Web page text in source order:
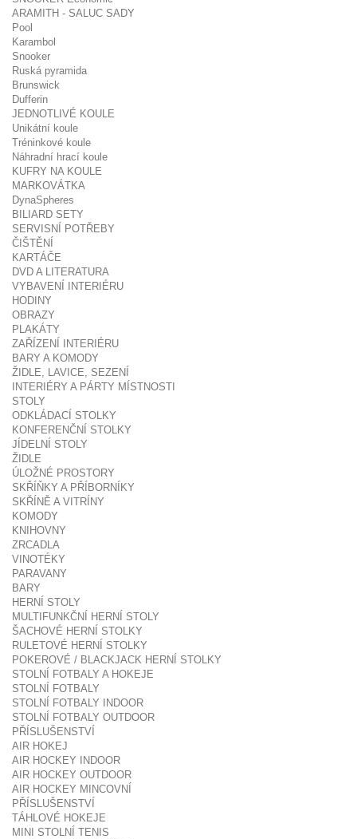
ARAMITH - SALUC SADY
Pool
Karambol
Snooker
Ruská pyramida
Brunswick
Dufferin
JEDNOTLIVÉ KOULE
Unikátní koule
Tréninkové koule
Náhradní hrací koule
KUFRY NA KOULE
MARKOVÁTKA
DynaSpheres
BILIARD SETY
SERVISNÍ POTŘEBY
ČIŠTĚNÍ
KARTÁČE
DVD A LITERATURA
VYBAVENÍ INTERIÉRU
HODINY
OBRAZY
PLAKÁTY
ZAŘÍZENÍ INTERIÉRU
BARY A KOMODY
ŽIDLE, LAVICE, SEZENÍ
INTERIÉRY A PÁRTY MÍSTNOSTI
STOLY
ODKLÁDACÍ STOLKY
KONFERENČNÍ STOLKY
JÍDELNÍ STOLY
ŽIDLE
ÚLOŽNÉ PROSTORY
SKŘÍŇKY A PŘÍBORNÍKY
SKŘÍNĚ A VITRÍNY
KOMODY
KNIHOVNY
ZRCADLA
VINOTÉKY
PARAVANY
BARY
HERNÍ STOLY
MULTIFUNKČNÍ HERNÍ STOLY
ŠACHOVÉ HERNÍ STOLKY
RULETOVÉ HERNÍ STOLKY
POKEROVÉ / BLACKJACK HERNÍ STOLKY
STOLNÍ FOTBALY A HOKEJE
STOLNÍ FOTBALY
STOLNÍ FOTBALY INDOOR
STOLNÍ FOTBALY OUTDOOR
PŘÍSLUŠENSTVÍ
AIR HOKEJ
AIR HOCKEY INDOOR
AIR HOCKEY OUTDOOR
AIR HOCKEY MINCOVNÍ
PŘÍSLUŠENSTVÍ
TÁHLOVÉ HOKEJE
MINI STOLNÍ TENIS